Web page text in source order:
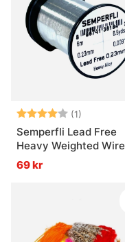
Betyg: (1)
4.0
Semperfli Lead Free
Heavy Weighted Wire
69 kr